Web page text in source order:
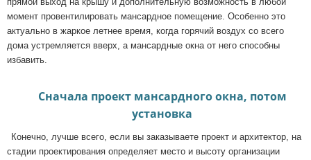
момент провентилировать мансардное помещение. Особенно это
актуально в жаркое летнее время, когда горячий воздух со всего
дома устремляется вверх, а мансардные окна от него способны
избавить.
Сначала проект мансардного окна, потом
установка
Конечно, лучше всего, если вы заказываете проект и архитектор, на
стадии проектирования определяет место и высоту организации